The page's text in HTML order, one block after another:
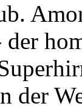
der